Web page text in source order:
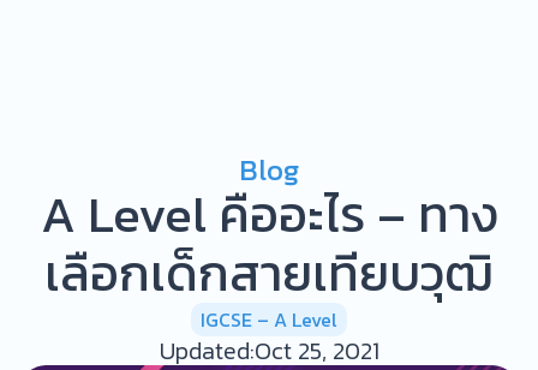
Blog
A Level คืออะไร – ทาง
เลือกเด็กสายเทียบวุฒิ
Updated:Oct 25, 2021
IGCSE – A Level